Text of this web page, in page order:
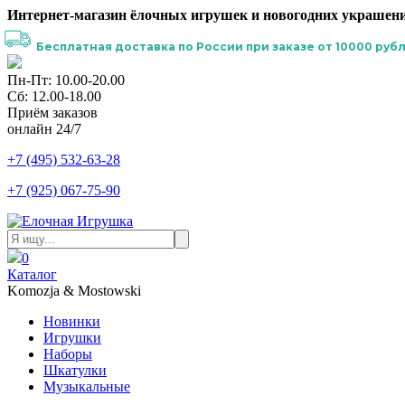
Интернет-магазин ёлочных игрушек и новогодних
Бесплатная доставка по России при заказе от 10000
Пн-Пт: 10.00-20.00
Сб: 12.00-18.00
Приём заказов
онлайн 24/7
+7 (495) 532-63-28
+7 (925) 067-75-90
0
Каталог
Komozja & Mostowski
Новинки
Игрушки
Наборы
Шкатулки
Музыкальные